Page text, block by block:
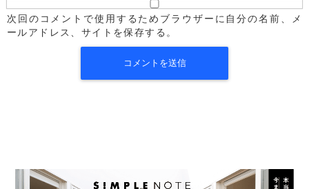
次回のコメントで使用するためブラウザーに自分の名前、メ
ールアドレス、サイトを保存する。